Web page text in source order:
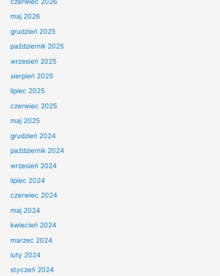
maj 2026
grudzień 2025
październik 2025
wrzesień 2025
sierpień 2025
lipiec 2025
czerwiec 2025
maj 2025
grudzień 2024
październik 2024
wrzesień 2024
lipiec 2024
czerwiec 2024
maj 2024
kwiecień 2024
marzec 2024
luty 2024
styczeń 2024